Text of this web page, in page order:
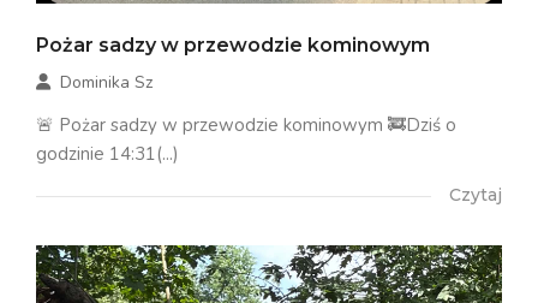
Pożar sadzy w przewodzie kominowym
Dominika Sz
🚨 Pożar sadzy w przewodzie kominowym 🚒Dziś o
godzinie 14:31(...)
Czytaj